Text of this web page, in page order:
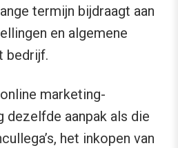
termijn bijdraagt aan
en algemene
bedrijf.
marketing-
dezelfde aanpak als die
het inkopen van